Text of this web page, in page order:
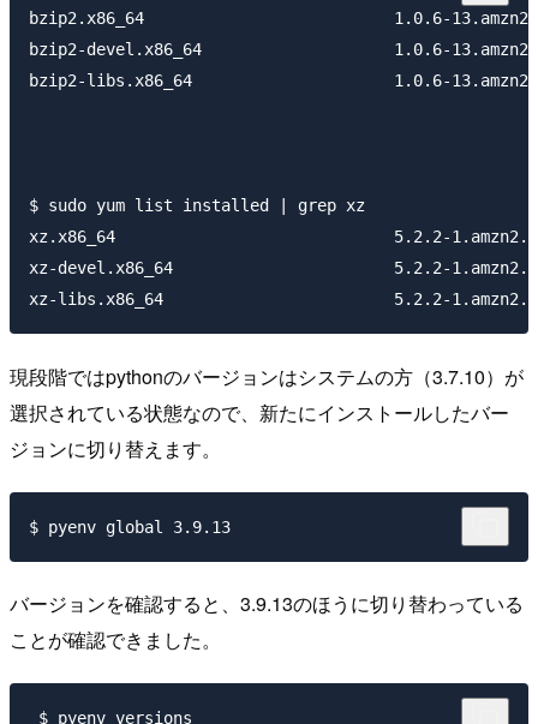
bzip2.x86_64                          1.0.6-
bzip2-devel.x86_64                    1.0.6-
bzip2-libs.x86_64                     1.0.6-
$ sudo yum list installed | grep xz
xz.x86_64                             5.2.2-
xz-devel.x86_64                       5.2.2-
現段階ではpythonのバージョンはシステムの方（3.7.10）が
選択されている状態なので、新たにインストールしたバー
ジョンに切り替えます。
バージョンを確認すると、3.9.13のほうに切り替わっている
ことが確認できました。
$ pyenv versions